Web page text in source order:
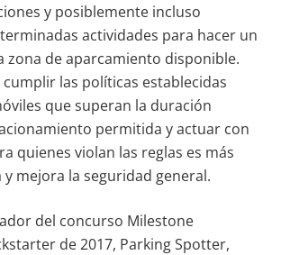
y posiblemente incluso
actividades para hacer un
zona de aparcamiento disponible.
las políticas establecidas
que superan la duración
permitida y actuar con
quienes violan las reglas es más
mejora la seguridad general.
del concurso Milestone
de 2017, Parking Spotter,